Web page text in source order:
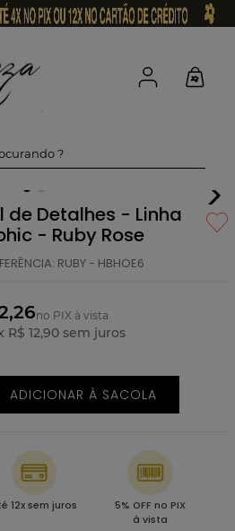
?
de Detalhes - Linha
- Ruby Rose
: RUBY - HBHOE6
no PIX à vista
R$ 12,90sem juros
ADICIONAR À SACOLA
12x sem juros
5% OFF no PIX
à vista